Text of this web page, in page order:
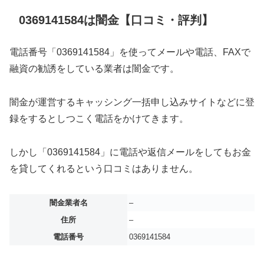
0369141584は闇金【口コミ・評判】
電話番号「0369141584」を使ってメールや電話、FAXで
融資の勧誘をしている業者は闇金です。
闇金が運営するキャッシング一括申し込みサイトなどに登
録をするとしつこく電話をかけてきます。
しかし「0369141584」に電話や返信メールをしてもお金
を貸してくれるという口コミはありません。
闇金業者名
–
住所
–
電話番号
0369141584